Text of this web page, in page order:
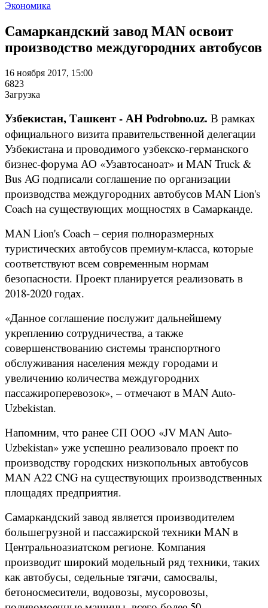
Экономика
Самаркандский завод MAN освоит
производство междугородних автобусов
16 ноября 2017, 15:00
6823
Загрузка
Узбекистан, Ташкент - АН Podrobno.uz. В рамках
официального визита правительственной делегации
Узбекистана и проводимого узбекско-германского
бизнес-форума АО «Узавтосаноат» и MAN Truck &
Bus AG подписали соглашение по организации
производства междугородних автобусов MAN Lion's
Coach на существующих мощностях в Самарканде.
MAN Lion's Coach – серия полноразмерных
туристических автобусов премиум-класса, которые
соответствуют всем современным нормам
безопасности. Проект планируется реализовать в
2018-2020 годах.
«Данное соглашение послужит дальнейшему
укреплению сотрудничества, а также
совершенствованию системы транспортного
обслуживания населения между городами и
увеличению количества междугородних
пассажироперевозок», – отмечают в MAN Auto-
Uzbekistan.
Напомним, что ранее СП ООО «JV MAN Auto-
Uzbekistan» уже успешно реализовало проект по
производству городских низкопольных автобусов
MAN A22 CNG на существующих производственных
площадях предприятия.
Самаркандский завод является производителем
большегрузной и пассажирской техники MAN в
Центральноазиатском регионе. Компания
производит широкий модельный ряд техники, таких
как автобусы, седельные тягачи, самосвалы,
бетоносмесители, водовозы, мусоровозы,